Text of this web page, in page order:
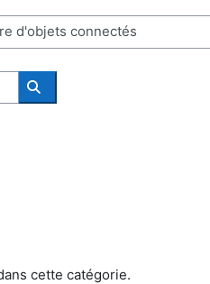
Rechercher des cours
cette catégorie.